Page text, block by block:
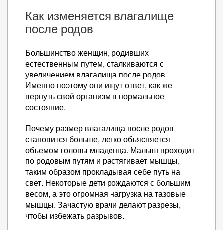
Как изменяется влагалище
после родов
Большинство женщин, родивших
естественным путем, сталкиваются с
увеличением влагалища после родов.
Именно поэтому они ищут ответ, как же
вернуть свой организм в нормальное
состояние.
Почему размер влагалища после родов
становится больше, легко объясняется
объемом головы младенца. Малыш проходит
по родовым путям и растягивает мышцы,
таким образом прокладывая себе путь на
свет. Некоторые дети рождаются с большим
весом, а это огромная нагрузка на тазовые
мышцы. Зачастую врачи делают разрезы,
чтобы избежать разрывов.